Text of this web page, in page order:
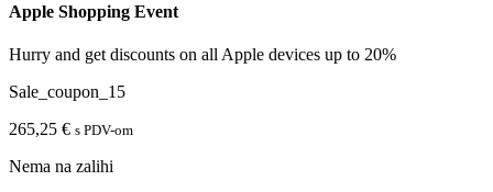
Apple Shopping Event
Hurry and get discounts on all Apple devices up to 20%
Sale_coupon_15
265,25 € s PDV-om
Nema na zalihi